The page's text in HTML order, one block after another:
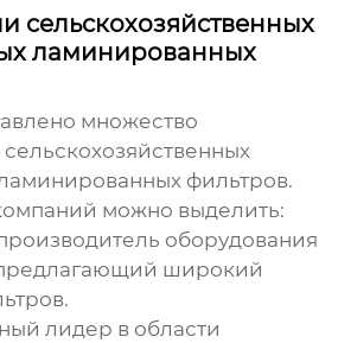
сельскохозяйственных
ламинированных
множество
сельскохозяйственных
фильтров.
можно выделить:
оборудования
широкий
лидер в области